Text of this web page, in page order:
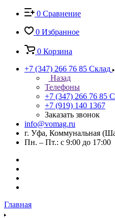
0 Сравнение
0 Избранное
0 Корзина
+7 (347) 266 76 85 Склад
Назад
Телефоны
+7 (347) 266 76 85
+7 (919) 140 1367
Заказать звонок
info@vomag.ru
г. Уфа, Коммунальная
Пн. – Пт.: с 9:00 до 17:00
Главная